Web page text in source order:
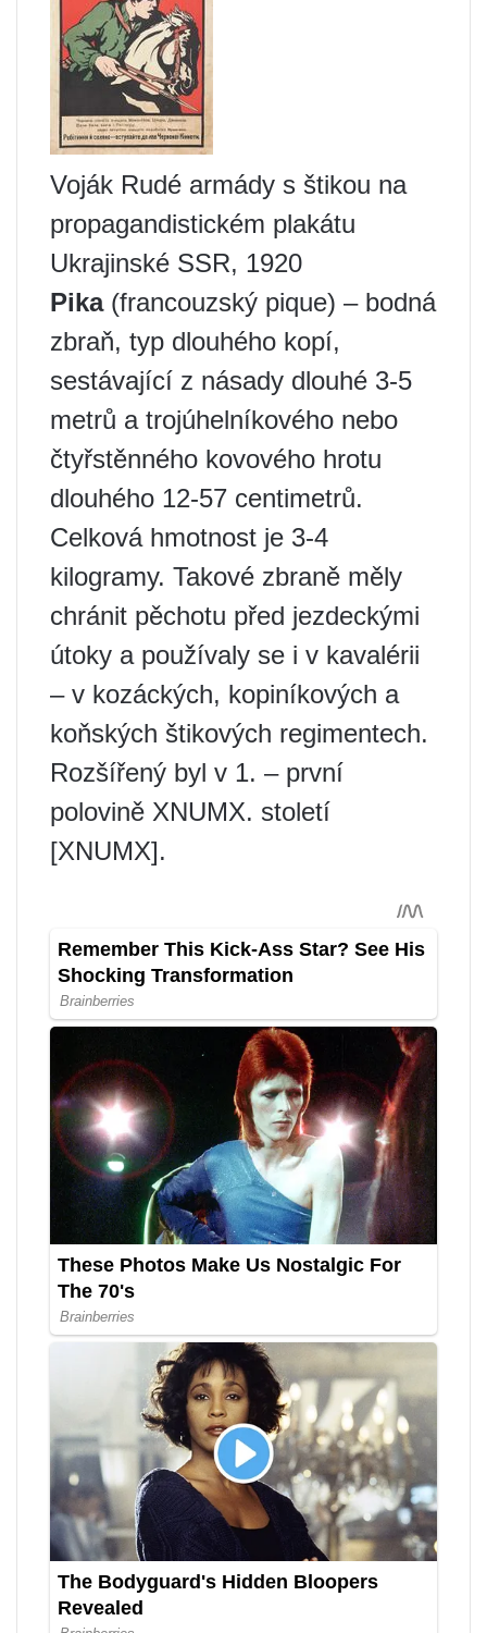
Voják Rudé armády s štikou na
propagandistickém plakátu
Ukrajinské SSR, 1920
Pika(francouzský pique) – bodná
zbraň, typ dlouhého kopí,
sestávající z násady dlouhé 3-5
metrů a trojúhelníkového nebo
čtyřstěnného kovového hrotu
dlouhého 12-57 centimetrů.
Celková hmotnost je 3-4
kilogramy. Takové zbraně měly
chránit pěchotu před jezdeckými
útoky a používaly se i v kavalérii
– v kozáckých, kopiníkových a
koňských štikových regimentech.
Rozšířený byl v 1. – první
polovině XNUMX. století
[XNUMX].